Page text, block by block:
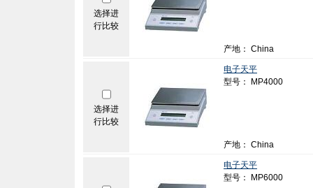
选择进
行比较
产地： China
选择进
行比较
电子天平
型号： MP4000
产地： China
电子天平
型号： MP6000